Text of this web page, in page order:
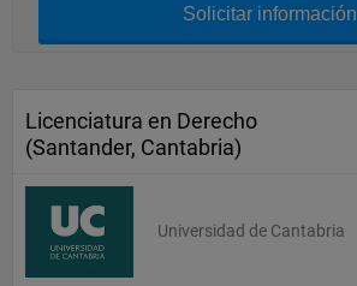
Solicitar información
Licenciatura en Derecho
(Santander, Cantabria)
Universidad de Cantabria